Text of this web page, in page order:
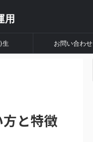
用
生 お問い合わせ
方と特徴